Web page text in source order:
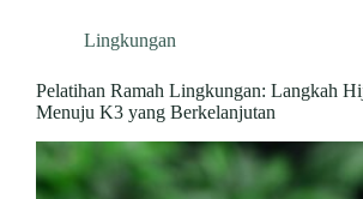
Lingkungan
Pelatihan Ramah Lingkungan: Langkah
Menuju K3 yang Berkelanjutan